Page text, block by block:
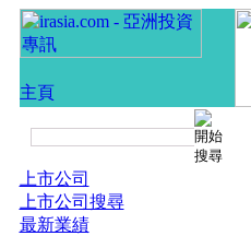
上市公司
上市公司搜尋
最新業績